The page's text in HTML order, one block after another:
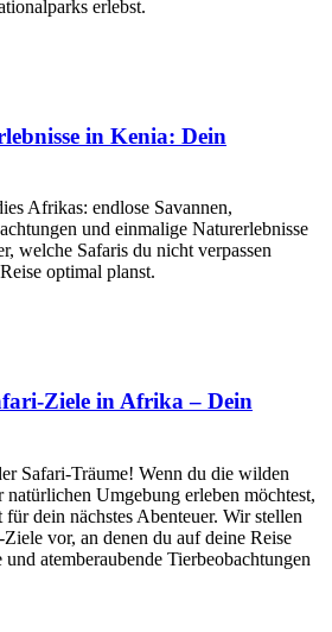
erlebst.
in Kenia: Dein
Afrikas: endlose Savannen,
und einmalige Naturerlebnisse
welche Safaris du nicht verpassen
optimal planst.
Ziele in Afrika – Dein
Safari-Träume! Wenn du die wilden
natürlichen Umgebung erleben möchtest,
dein nächstes Abenteuer. Wir stellen
vor, an denen du auf deine Reise
atemberaubende Tierbeobachtungen